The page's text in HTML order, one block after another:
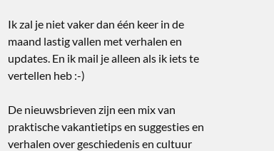
Ik zal je niet vaker dan één keer in de
maand lastig vallen met verhalen en
updates. En ik mail je alleen als ik iets te
vertellen heb :-)
De nieuwsbrieven zijn een mix van
praktische vakantietips en suggesties en
verhalen over geschiedenis en cultuur